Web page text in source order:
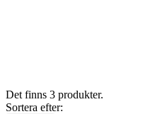
Det finns 3 produkter.
Sortera efter: